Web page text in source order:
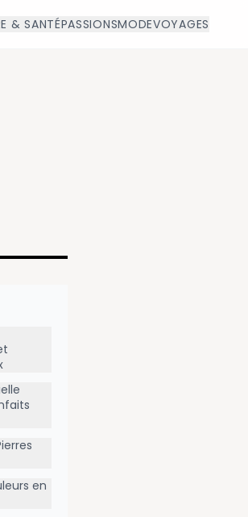
& SANTÉPASSIONSMODEVOYAGES
en